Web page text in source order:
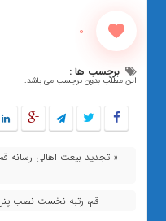
0
برچسب ها :
این مطلب بدون برچسب می باشد.
« تجدید بیعت اهالی رسانه
قم، رتبه نخست نصب